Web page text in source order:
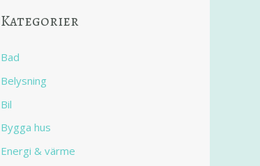
Kategorier
Bad
Belysning
Bil
Bygga hus
Energi & värme